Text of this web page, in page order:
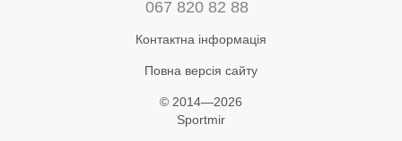
067 820 82 88
Контактна інформація
Повна версія сайту
© 2014—2026
Sportmir